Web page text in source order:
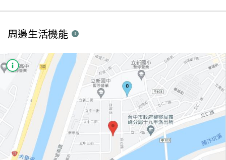
周邊生活機能